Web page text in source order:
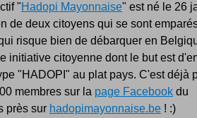
"Hadopi Mayonnaise" est né le 26
de deux citoyens qui se sont
risque bien de débarquer en
initiative citoyenne dont le but est
"HADOPI" au plat pays. C'est déjà
membres sur la page Facebook du
près sur hadopimayonnaise.be ! :)